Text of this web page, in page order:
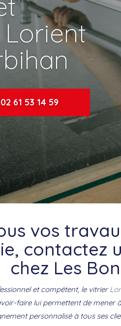
02 61 53 14 59
vos
contactez
chez Les
et compétent, le vitrier
faire lui permettent de
personnalisé à tous ses